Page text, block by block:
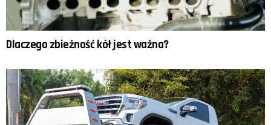
Dlaczego zbieżność kół jest ważna?